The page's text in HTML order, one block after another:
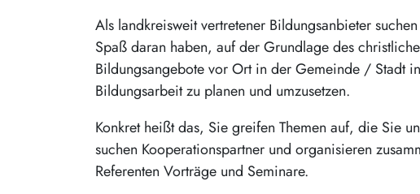
Als landkreisweit vertretener Bildungsanbieter
Spaß daran haben, auf der Grundlage des
Bildungsangebote vor Ort in der Gemeinde / Stadt
Bildungsarbeit zu planen und umzusetzen.
Konkret heißt das, Sie greifen Themen auf, die Sie
suchen Kooperationspartner und organisieren
Referenten Vorträge und Seminare.